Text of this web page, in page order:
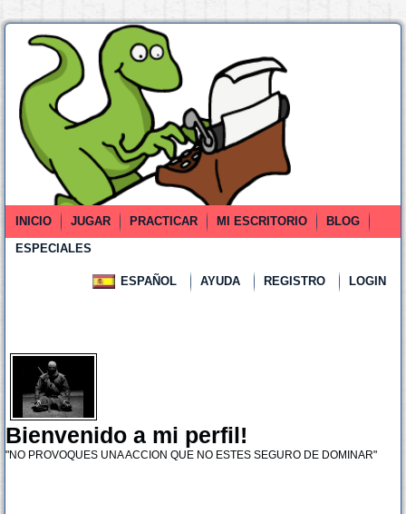
INICIO JUGAR PRACTICAR MI ESCRITORIO
BLOG
ESPECIALES
ESPAÑOL AYUDA REGISTRO LOGIN
Bienvenido a mi perfil!
"NO PROVOQUES UNA ACCION QUE NO ESTES SEGURO DE DOMINAR"